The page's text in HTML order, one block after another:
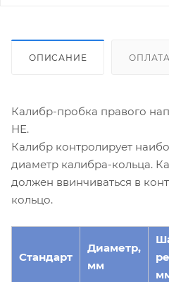
ОПИСАНИЕ ОПЛАТА
Калибр-пробка правого
НЕ.
Калибр контролирует
диаметр калибра-кольца.
должен ввинчиваться в
кольцо.
Стандарт
Диаметр,
мм